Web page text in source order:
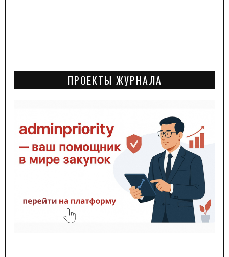
ПРОЕКТЫ ЖУРНАЛА